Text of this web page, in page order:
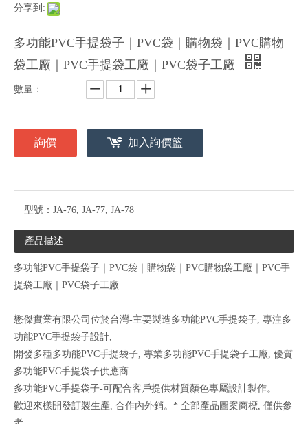
分享到:
多功能PVC手提袋子｜PVC袋｜購物袋｜PVC購物
袋工廠｜PVC手提袋工廠｜PVC袋子工廠
數量：
詢價 加入詢價籃
型號： JA-76, JA-77, JA-78
產品描述
多功能PVC手提袋子｜PVC袋｜購物袋｜PVC購物袋工廠｜PVC手
提袋工廠｜PVC袋子工廠
懋傑實業有限公司位於台灣-主要製造多功能PVC手提袋子, 專注多
功能PVC手提袋子設計,
開發多種多功能PVC手提袋子, 專業多功能PVC手提袋子工廠, 優質
多功能PVC手提袋子供應商.
多功能PVC手提袋子-可配合客戶提供材質顏色專屬設計製作。
歡迎來樣開發訂製生產, 合作內外銷。* 全部產品圖案商標, 僅供參